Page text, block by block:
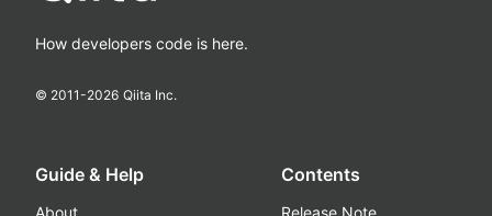
How developers code is here.
© 2011-2026 Qiita Inc.
Guide & Help Contents